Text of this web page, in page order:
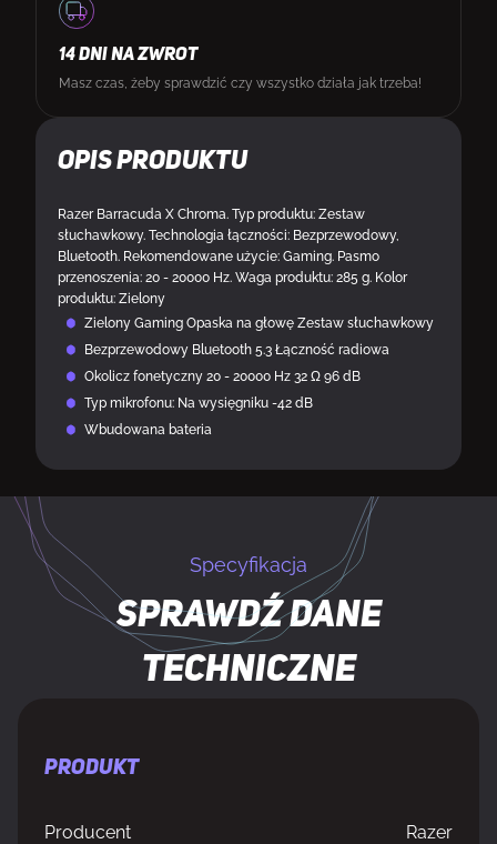
Opis produktu
Razer Barracuda X Chroma. Typ produktu: Zestaw
słuchawkowy. Technologia łączności: Bezprzewodowy,
Bluetooth. Rekomendowane użycie: Gaming. Pasmo
przenoszenia: 20 - 20000 Hz. Waga produktu: 285 g. Kolor
produktu: Zielony
Zielony Gaming Opaska na głowę Zestaw słuchawkowy
Bezprzewodowy Bluetooth 5.3 Łączność radiowa
Okolicz fonetyczny 20 - 20000 Hz 32 Ω 96 dB
Typ mikrofonu: Na wysięgniku -42 dB
Wbudowana bateria
14 DNI NA ZWROT
Masz czas, żeby sprawdzić czy wszystko działa jak trzeba!
Specyfikacja
Sprawdź dane
techniczne
PRODUKT
Producent Razer